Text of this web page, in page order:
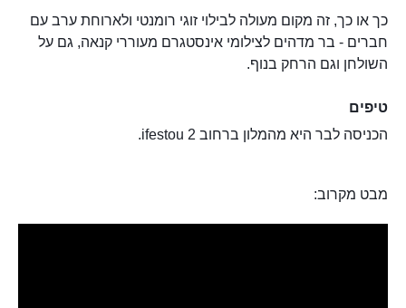
כך או כך, זה מקום מעולה לבילוי זוגי רומנטי ולארוחת ערב עם
חברים - בר מדהים לצילומי אינסטגרם מעוררי קנאה, גם על
השולחן וגם הרחק בנוף.
טיפים
הכניסה לבר היא מהמלון ברחוב ifestou 2.
מבט מקרוב: